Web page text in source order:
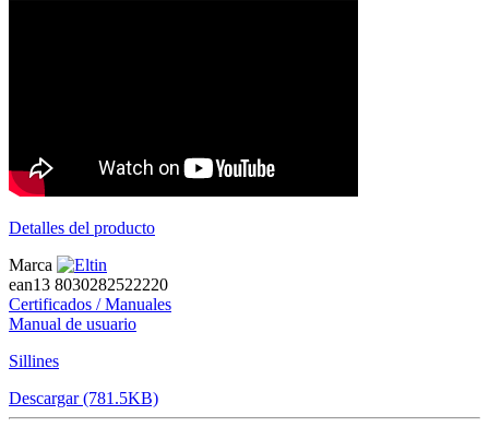
Detalles del producto
Marca
ean13 8030282522220
Certificados / Manuales
Manual de usuario
Sillines
Descargar (781.5KB)